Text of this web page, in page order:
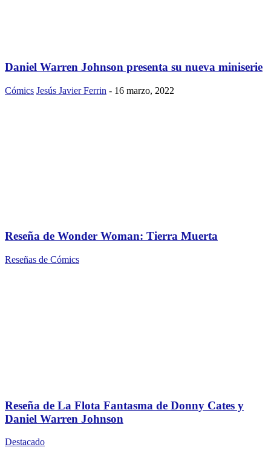
Daniel Warren Johnson presenta su nueva miniserie
Cómics Jesús Javier Ferrin - 16 marzo, 2022
Reseña de Wonder Woman: Tierra Muerta
Reseñas de Cómics
Reseña de La Flota Fantasma de Donny Cates y
Daniel Warren Johnson
Destacado